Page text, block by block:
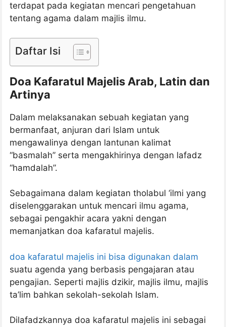
terdapat pada kegiatan mencari pengetahuan
tentang agama dalam majlis ilmu.
Daftar Isi
Doa Kafaratul Majelis Arab, Latin dan
Artinya
Dalam melaksanakan sebuah kegiatan yang
bermanfaat, anjuran dari Islam untuk
mengawalinya dengan lantunan kalimat
“basmalah” serta mengakhirinya dengan lafadz
“hamdalah”.
Sebagaimana dalam kegiatan tholabul ‘ilmi yang
diselenggarakan untuk mencari ilmu agama,
sebagai pengakhir acara yakni dengan
memanjatkan doa kafaratul majelis.
doa kafaratul majelis ini bisa digunakan dalam
suatu agenda yang berbasis pengajaran atau
pengajian. Seperti majlis dzikir, majlis ilmu, majlis
ta’lim bahkan sekolah-sekolah Islam.
Dilafadzkannya doa kafaratul majelis ini sebagai